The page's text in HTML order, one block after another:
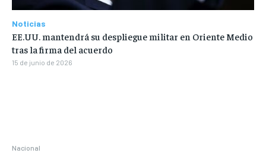
Nacional
Noticias
EE.UU. mantendrá su despliegue militar en Oriente Medio
tras la firma del acuerdo
15 de junio de 2026